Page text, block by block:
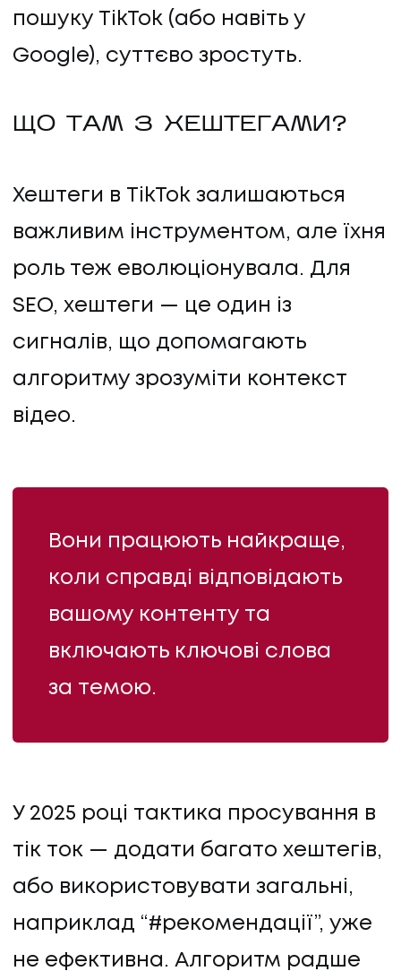
пошуку TikTok (або навіть у
Google), суттєво зростуть.
ЩО ТАМ З ХЕШТЕГАМИ?
Хештеги в TikTok залишаються
важливим інструментом, але їхня
роль теж еволюціонувала. Для
SEO, хештеги — це один із
сигналів, що допомагають
алгоритму зрозуміти контекст
відео.
Вони працюють найкраще,
коли справді відповідають
вашому контенту та
включають ключові слова
за темою.
У 2025 році тактика просування в
тік ток — додати багато хештегів,
або використовувати загальні,
наприклад “#рекомендації”, уже
не ефективна. Алгоритм радше